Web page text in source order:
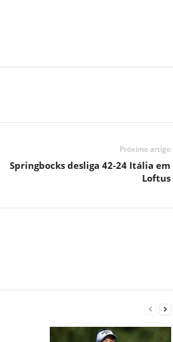
Próximo artigo
Springbocks desliga 42-24 Itália em
Loftus